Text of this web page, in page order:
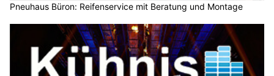
Pneuhaus Büron: Reifenservice mit Beratung und Montage